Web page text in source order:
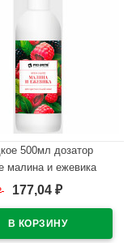
500мл дозатор
малина и ежевика
05 (Ст.10)
177,04 ₽